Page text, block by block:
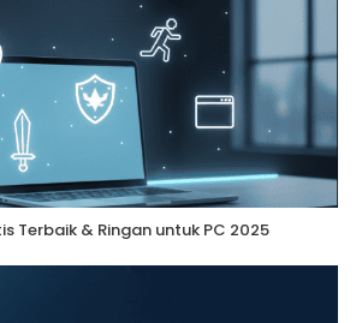
Terbaik & Ringan untuk PC 2025